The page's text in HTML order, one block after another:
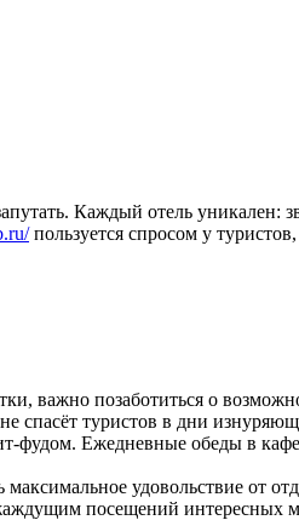
Каждый отель уникален:
пользуется спросом у
важно позаботиться о
спасёт туристов в дни
фудом. Ежедневные обеды в
удовольствие от
посещений интересных